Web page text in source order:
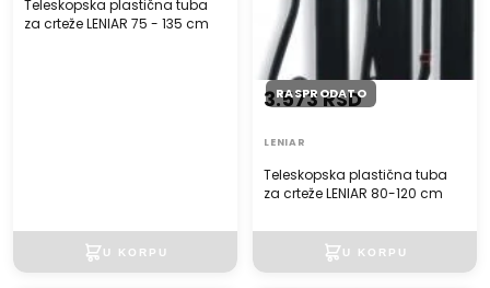
Teleskopska plastična tuba
za crteže LENIAR 75 - 135 cm
RASPRODATO
Teleskopska plastična tuba
za crteže LENIAR 80-120 cm
3.573 RSD
LENIAR